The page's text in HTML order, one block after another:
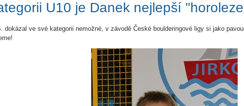
U10 je Danek nejlepší
dokázal ve své kategorii nemožné, v závodě České boulderingové ligy si jako